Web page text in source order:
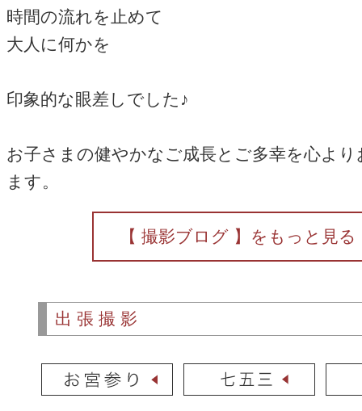
時間の流れを止めて
大人に何かを
印象的な眼差しでした♪
お子さまの健やかなご成長とご多幸を心よ
ます。
【 撮影ブログ 】をもっと見
出張撮影